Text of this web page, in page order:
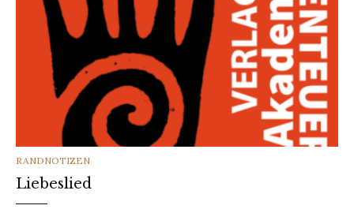
CATEGORIES
RANDNOTIZEN
Liebeslied